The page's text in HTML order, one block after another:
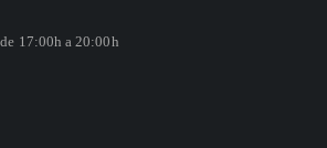
17:00h a 20:00h